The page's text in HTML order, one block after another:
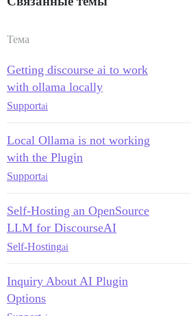
Тема
Getting discourse ai to work
with ollama locally
Supportai
Local Ollama is not working
with the Plugin
Supportai
Self-Hosting an OpenSource
LLM for DiscourseAI
Self-Hostingai
Inquiry About AI Plugin
Options